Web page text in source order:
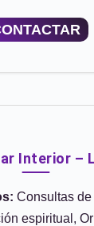
Interior –
Consultas
espiritual,